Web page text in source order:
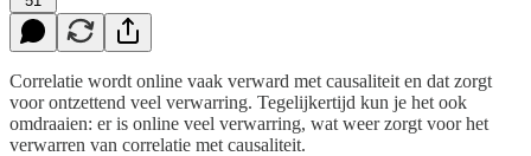
Correlatie wordt online vaak verward met causaliteit en dat zorgt
voor ontzettend veel verwarring. Tegelijkertijd kun je het ook
omdraaien: er is online veel verwarring, wat weer zorgt voor het
verwarren van correlatie met causaliteit.